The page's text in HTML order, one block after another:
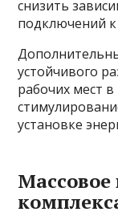
снизить
подключений
устойчивого
рабочих мест
установке